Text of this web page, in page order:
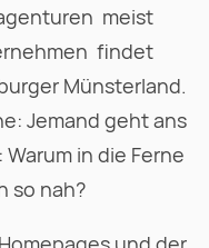
 meist
 findet
Münsterland.
Jemand geht ans
in die Ferne
so nah?